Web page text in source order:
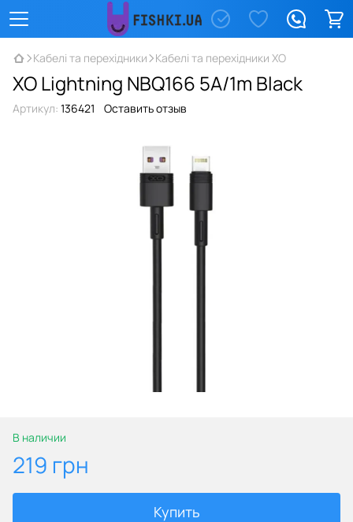
Кабелі та перехідники Кабелі та перехідники XO
XO Lightning NBQ166 5A/1m Black
Артикул: 136421 Оставить отзыв
В наличии
219 грн
Купить